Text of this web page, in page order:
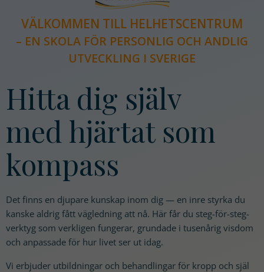
VÄLKOMMEN TILL HELHETSCENTRUM
– EN SKOLA FÖR PERSONLIG OCH ANDLIG
UTVECKLING I SVERIGE
Hitta dig själv
med hjärtat som
kompass
Det finns en djupare kunskap inom dig — en inre styrka du
kanske aldrig fått vägledning att nå. Här får du steg-för-steg-
verktyg som verkligen fungerar, grundade i tusenårig visdom
och anpassade för hur livet ser ut idag.
Vi erbjuder utbildningar och behandlingar för kropp och själ